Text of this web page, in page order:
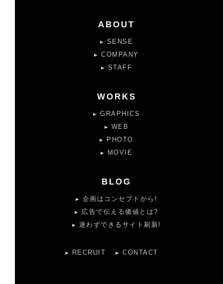
ABOUT
SENSE
COMPANY
STAFF
WORKS
GRAPHICS
WEB
PHOTO
MOVIE
BLOG
企画はコンセプトから!
広告で伝える価値とは?
迷わずできるサイト刷新!
RECRUIT CONTACT